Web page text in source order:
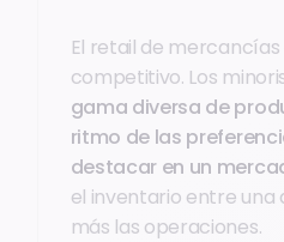
El retail de
competitivo. Los
gama diversa de
ritmo de las
destacar en un
el inventario entre
más las operaciones.